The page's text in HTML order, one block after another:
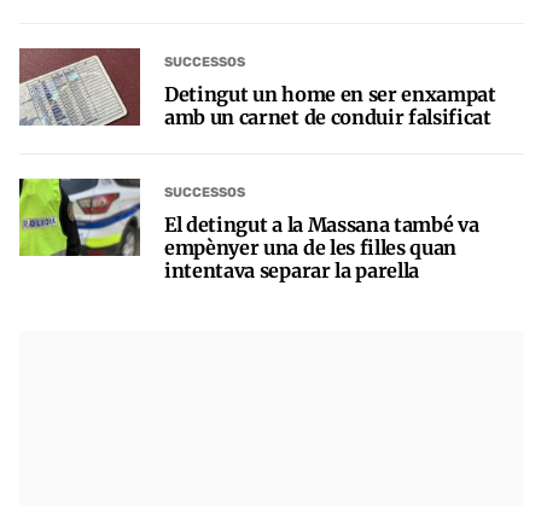
SUCCESSOS
Detingut un home en ser enxampat
amb un carnet de conduir falsificat
SUCCESSOS
El detingut a la Massana també va
empènyer una de les filles quan
intentava separar la parella